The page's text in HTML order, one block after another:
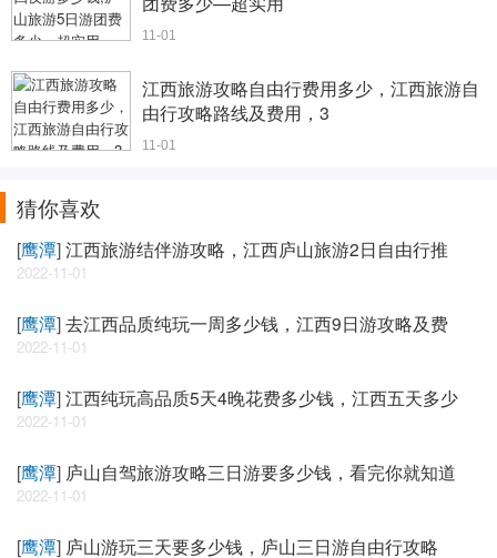
11-01
江西旅游攻略自由行费用多少，江西旅游自
由行攻略路线及费用，3
11-01
猜你喜欢
[鹰潭]江西旅游结伴游攻略，江西庐山旅游2日自由行推
2022-11-01
[鹰潭]去江西品质纯玩一周多少钱，江西9日游攻略及费
2022-11-01
[鹰潭]江西纯玩高品质5天4晚花费多少钱，江西五天多少
2022-11-01
[鹰潭] 庐山自驾旅游攻略三日游要多少钱，看完你就知道
2022-11-01
[鹰潭] 庐山游玩三天要多少钱，庐山三日游自由行攻略